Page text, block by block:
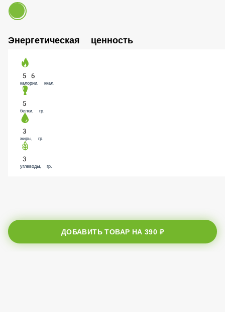
Сметана
95 ₽
Энергетическая ценность
56
калории, ккал.
5
белки, гр.
3
ДОБАВИТЬ ТОВАР НА390 ₽